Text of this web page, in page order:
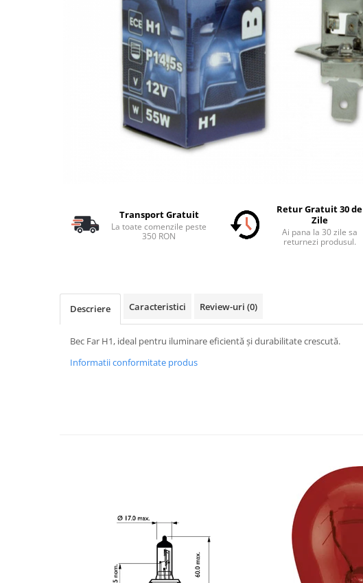
Paravanturi Auto / Deflectoare Aer
Tavite Portbagaj Dedicate
Covorase Auto/ Presuri Auto
Carcasa Cheie
Accesorii Electronice Auto
Incarcatoare Auto
Transport Gratuit
La toate comenzile peste
350 RON
Retur Gratuit 30 de
Zile
Ai pana la 30 zile sa
returnezi produsul.
Descriere Caracteristici Review-uri (0)
Bec Far H1, ideal pentru iluminare eficientă și durabilitate crescută.
Informatii conformitate produs